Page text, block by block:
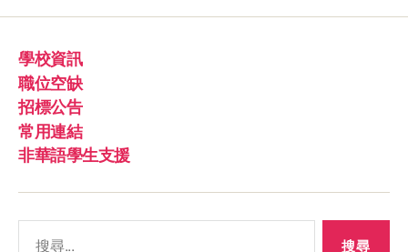
學校資訊
職位空缺
招標公告
常用連結
非華語學生支援